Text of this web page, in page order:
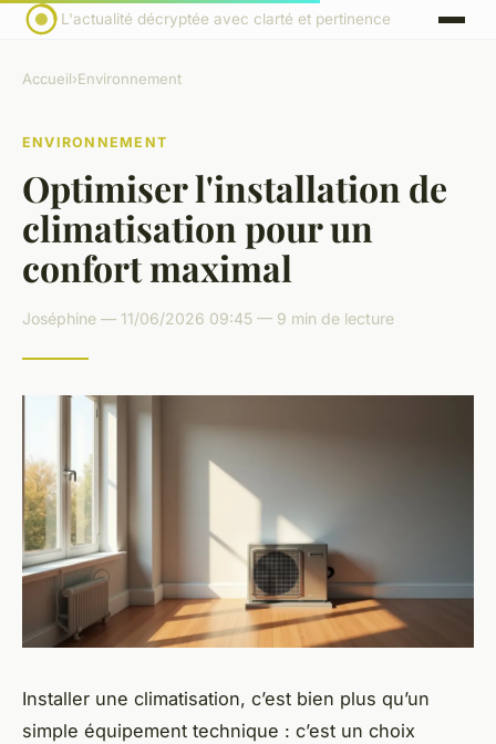
L'actualité décryptée avec clarté et pertinence
Accueil›Environnement
ENVIRONNEMENT
Optimiser l'installation de
climatisation pour un
confort maximal
Joséphine — 11/06/2026 09:45 — 9 min de lecture
Installer une climatisation, c’est bien plus qu’un
simple équipement technique : c’est un choix